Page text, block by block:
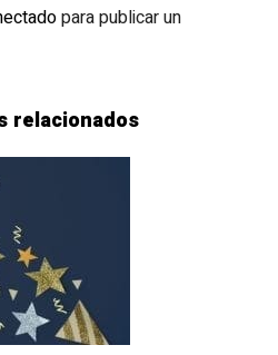
para publicar un
relacionados